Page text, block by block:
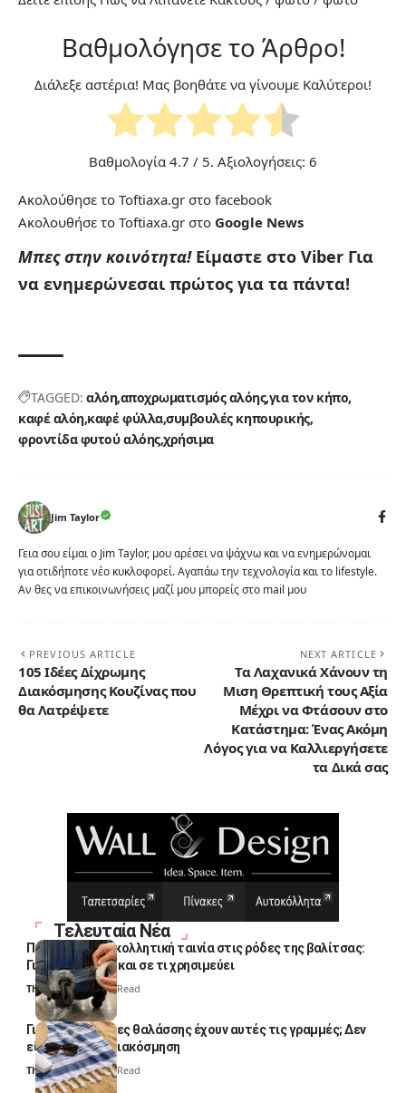
Βαθμολόγησε το Άρθρο!
Διάλεξε αστέρια! Μας βοηθάτε να γίνουμε Καλύτεροι!
Βαθμολογία 4.7 / 5. Αξιολογήσεις: 6
Ακολούθησε το Toftiaxa.gr στο facebook
Ακολουθήσε το Toftiaxa.gr στο Google News
Μπες στην κοινότητα! Είμαστε στο Viber Για
να ενημερώνεσαι πρώτος για τα πάντα!
TAGGED: αλόη αποχρωματισμός αλόηςγια τον κήπο
καφέ αλόη καφέ φύλλασυμβουλές κηπουρικής
φροντίδα φυτού αλόηςχρήσιμα
Jim Taylor
Γεια σου είμαι ο Jim Taylor, μου αρέσει να ψάχνω και να ενημερώνομαι
για οτιδήποτε νέο κυκλοφορεί. Αγαπάω την τεχνολογία και το lifestyle.
Αν θες να επικοινωνήσεις μαζί μου μπορείς στο mail μου
PREVIOUS ARTICLE
105 Ιδέες Δίχρωμης
Διακόσμησης Κουζίνας που
θα Λατρέψετε
NEXT ARTICLE
Τα Λαχανικά Χάνουν τη
Μιση Θρεπτική τους Αξία
Μέχρι να Φτάσουν στο
Κατάστημα: Ένας Ακόμη
Λόγος για να Καλλιεργήσετε
τα Δικά σας
Τελευταία Νέα
Πολλοί βάζουν κολλητική ταινία στις ρόδες της βαλίτσας:
Γιατί το κάνουν και σε τι χρησιμεύει
Thali Ombre 4 Min Read
Γιατί οι πετσέτες θαλάσσης έχουν αυτές τις γραμμές; Δεν
είναι μόνο για διακόσμηση
Thali Ombre5 Min Read